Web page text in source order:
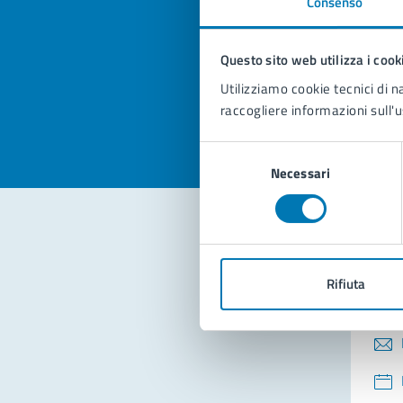
Questo sito web utilizza i
Utilizziamo cookie tecnici di
raccogliere informazioni
consenso
Necessari
Rifiuta